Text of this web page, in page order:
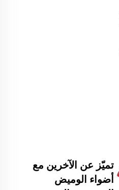
تميّز عن الآخرين مع
أضواء الوميض